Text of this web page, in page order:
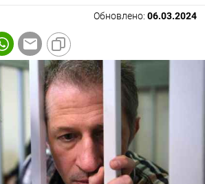
Обновлено: 06.03.2024